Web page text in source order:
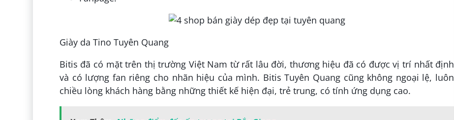
Giày da Tino Tuyên Quang
Bitis đã có mặt trên thị trường Việt Nam từ rất lâu đời, thương hiệu đã có được vị trí nhất định
và có lượng fan riêng cho nhãn hiệu của mình. Bitis Tuyên Quang cũng không ngoại lệ, luôn
chiều lòng khách hàng bằng những thiết kế hiện đại, trẻ trung, có tính ứng dụng cao.